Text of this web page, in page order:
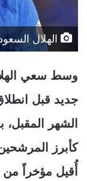
الهلال
وسط سعي
جديد قبل
الشهر المقبل،
كأبرز
أُقيل مؤخراً